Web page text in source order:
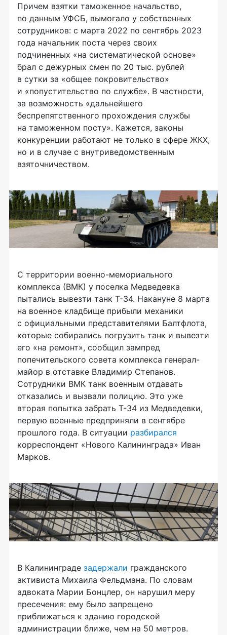
Причем взятки таможенное начальство,
по данным УФСБ, вымогало у собственных
сотрудников: с марта 2022 по сентябрь 2023
года начальник поста через своих
подчиненных «на систематической основе»
брал с дежурных смен по 20 тыс. рублей
в сутки за «общее покровительство»
и «попустительство по службе». В частности,
за возможность «дальнейшего
беспрепятственного прохождения службы
на таможенном посту». Кажется, законы
конкуренции работают не только в сфере ЖКХ,
но и в случае с внутриведомственным
взяточничеством.
С территории военно-мемориального
комплекса (ВМК) у поселка Медведевка
пытались вывезти танк Т-34. Накануне 8 марта
на военное кладбище прибыли механики
с официальными представителями Балтфлота,
которые собирались погрузить танк и вывезти
его «на ремонт», сообщил зампред
попечительского совета комплекса генерал-
майор в отставке Владимир Степанов.
Сотрудники ВМК танк военным отдавать
отказались и вызвали полицию. Это уже
вторая попытка забрать Т-34 из Медведевки,
первую военные предприняли в сентябре
прошлого года. В ситуации разбирался
корреспондент «Нового Калининграда» Иван
Марков.
В Калининграде задержали гражданского
активиста Михаила Фельдмана. По словам
адвоката Марии Бонцлер, он нарушил меру
пресечения: ему было запрещено
приближаться к зданию городской
администрации ближе, чем на 50 метров.